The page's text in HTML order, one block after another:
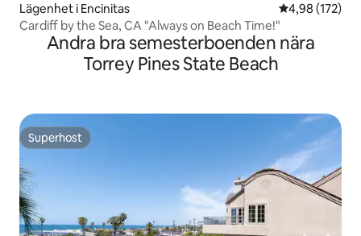
Lägenhet i Encinitas 4,98 av 5 i
4,98 (172)
Cardiff by the Sea, CA "Always on Beach Time!"
Andra bra semesterboenden nära
Torrey Pines State Beach
Superhost
Superhost